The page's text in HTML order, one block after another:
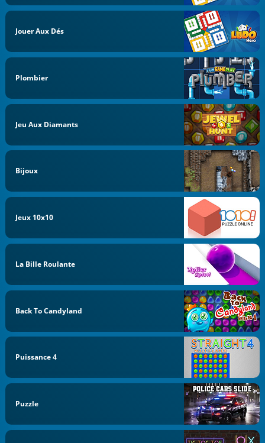
Jouer Aux Dés
Plombier
Jeu Aux Diamants
Bijoux
Jeux 10x10
La Bille Roulante
Back To Candyland
Puissance 4
Puzzle